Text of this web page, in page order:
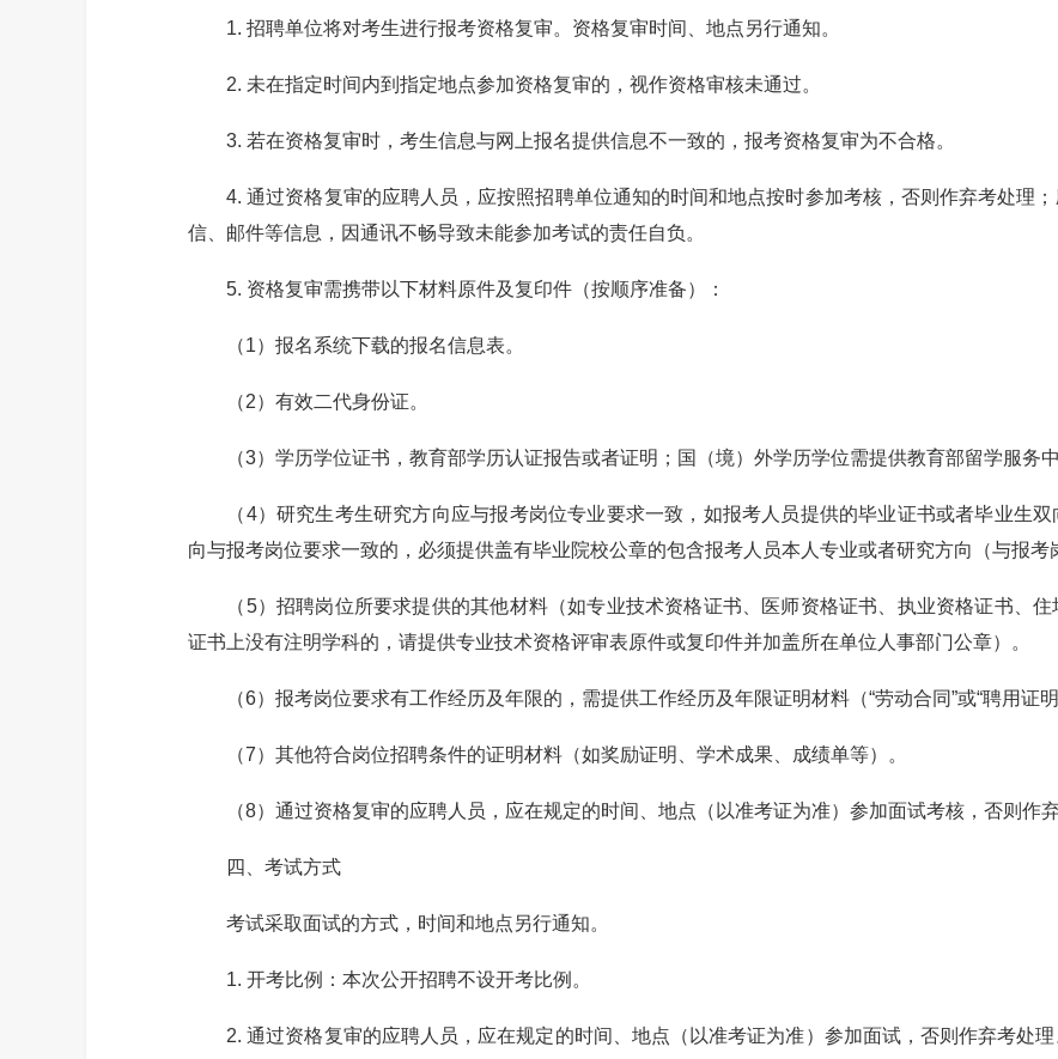
1. 招聘单位将对考生进行报考资格复审。资格复审时间、地点另行通知。
2. 未在指定时间内到指定地点参加资格复审的，视作资格审核未通过。
3. 若在资格复审时，考生信息与网上报名提供信息不一致的，报考资格复审为不合格。
4. 通过资格复审的应聘人员，应按照招聘单位通知的时间和地点按时参加考核，否则作弃考处理
信、邮件等信息，因通讯不畅导致未能参加考试的责任自负。
5. 资格复审需携带以下材料原件及复印件（按顺序准备）：
（1）报名系统下载的报名信息表。
（2）有效二代身份证。
（3）学历学位证书，教育部学历认证报告或者证明；国（境）外学历学位需提供教育部留学服务中
（4）研究生考生研究方向应与报考岗位专业要求一致，如报考人员提供的毕业证书或者毕业生双
向与报考岗位要求一致的，必须提供盖有毕业院校公章的包含报考人员本人专业或者研究方向（与报考
（5）招聘岗位所要求提供的其他材料（如专业技术资格证书、医师资格证书、执业资格证书、住
证书上没有注明学科的，请提供专业技术资格评审表原件或复印件并加盖所在单位人事部门公章）。
（6）报考岗位要求有工作经历及年限的，需提供工作经历及年限证明材料（“劳动合同”或“聘用证明
（7）其他符合岗位招聘条件的证明材料（如奖励证明、学术成果、成绩单等）。
（8）通过资格复审的应聘人员，应在规定的时间、地点（以准考证为准）参加面试考核，否则作弃
四、考试方式
考试采取面试的方式，时间和地点另行通知。
1. 开考比例：本次公开招聘不设开考比例。
2. 通过资格复审的应聘人员，应在规定的时间、地点（以准考证为准）参加面试，否则作弃考处